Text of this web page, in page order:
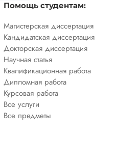
Помощь студентам:
Магистерская диссертация
Кандидатская диссертация
Докторская диссертация
Научная статья
Квалификационная работа
Дипломная работа
Курсовая работа
Все услуги
Все предметы